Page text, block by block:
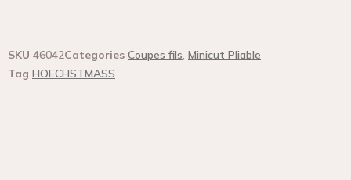
SKU 46042Categories Coupes fils, Minicut Pliable
Tag HOECHSTMASS